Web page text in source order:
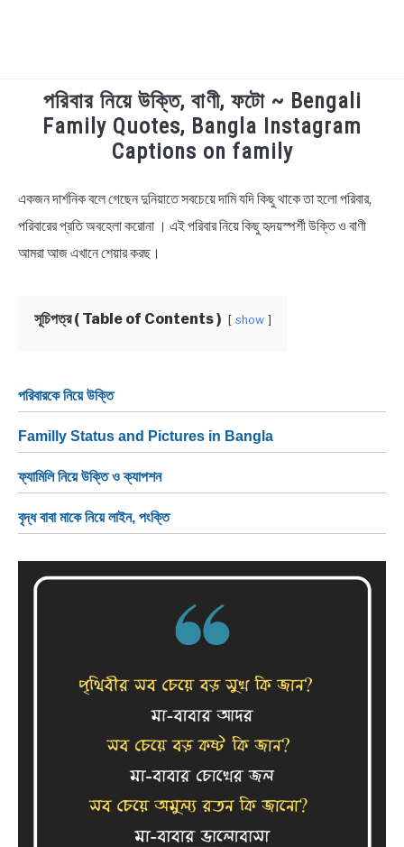
TECHNOLOGY
HEALTH & LIFESTYLE
BIOGRAPHY
EDUCATIONAL
NEWS
BENGALI NAMES
BENGALI STORIES
পরিবার নিয়ে উক্তি, বাণী, ফটো ~ Bengali
Family Quotes, Bangla Instagram
Captions on family
in
Bengali
Quotes
Status
একজন দার্শনিক বলে গেছেন দুনিয়াতে সবচেয়ে দামি যদি কিছু থাকে তা হলো পরিবার,
পরিবারের প্রতি অবহেলা করোনা । এই পরিবার নিয়ে কিছু হৃদয়স্পর্শী উক্তি ও বাণী
আমরা আজ এখানে শেয়ার করছ।
সূচিপত্র ( Table of Contents ) show
পরিবারকে নিয়ে উক্তি
Familly Status and Pictures in Bangla
ফ্যামিলি নিয়ে উক্তি ও ক্যাপশন
বৃদ্ধ বাবা মাকে নিয়ে লাইন, পংক্তি